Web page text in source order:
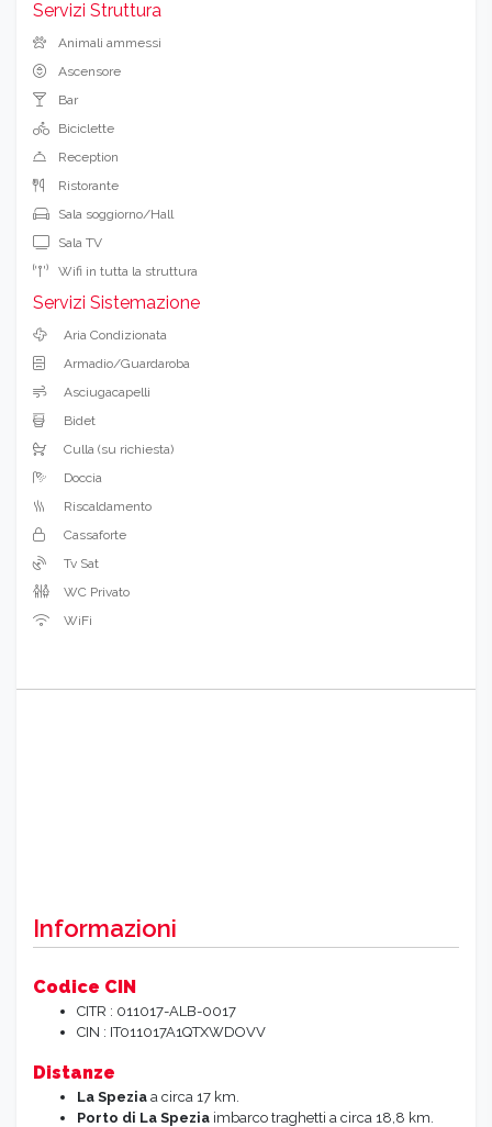
Servizi Struttura
Animali ammessi
Ascensore
Bar
Biciclette
Reception
Ristorante
Sala soggiorno/Hall
Sala TV
Wifi in tutta la struttura
Servizi Sistemazione
Aria Condizionata
Armadio/Guardaroba
Asciugacapelli
Bidet
Culla (su richiesta)
Doccia
Riscaldamento
Cassaforte
Tv Sat
WC Privato
WiFi
Informazioni
Codice CIN
CITR : 011017-ALB-0017
CIN : IT011017A1QTXWDOVV
Distanze
La Spezia a circa 17 km.
Porto di La Spezia imbarco traghetti a circa 18,8 km.